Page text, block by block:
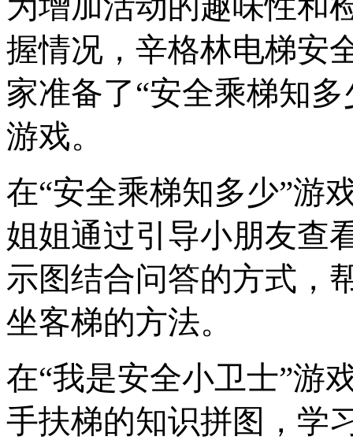
握情况，辛格林电梯安
家准备了“安全乘梯知
游戏。
在“安全乘梯知多少”游
姐姐通过引导小朋友查
示图结合问答的方式，
坐客梯的方法。
在“我是安全小卫士”游
手扶梯的知识拼图，学